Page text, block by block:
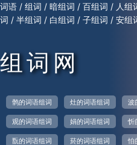
词语 / 组词 / 暗组词 / 百组词 / 人组
词 / 半组词 / 白组词 / 子组词 / 安组
组词网
鹘的词语组词 灶的词语组词 波
观的词语组词 娟的词语组词 忻
翫的词语组词 菸的词语组词 怕